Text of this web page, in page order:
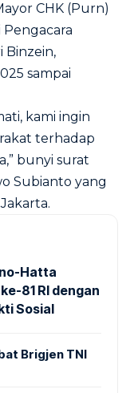
CHK (Purn)
Pengacara
Binzein,
sampai
kami ingin
terhadap
bunyi surat
Subianto yang
Hatta
81 RI dengan
Sosial
Brigjen TNI